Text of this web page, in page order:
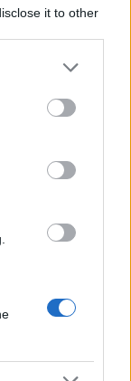
it to other
more Google
may click to
party tags to
below Google
túl?
Urai nem
Ezért a
a kereséstől:
ejtenek.
a